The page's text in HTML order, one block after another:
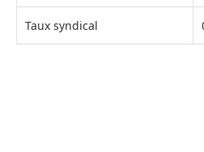
Taux syndical